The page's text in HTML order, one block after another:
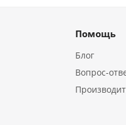
Помощь
Блог
Вопрос-